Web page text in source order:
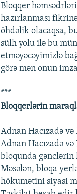
Bloqqer
hazırlanması
öhdəlik olacaqsa,
sülh yolu ilə bu
etməyəcəyimizlə
görə mən onun
***
Bloqqerlərin
Adnan Hacızadə
Adnan Hacızadə
bloqunda gənclərin
Məsələn, bloqa
hökumətini siyasi